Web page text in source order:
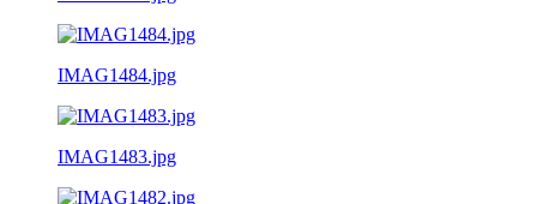
IMAG1484.jpg
IMAG1483.jpg